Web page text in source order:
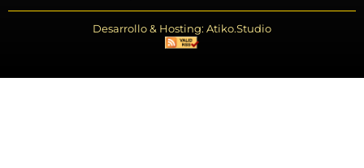
Desarrollo & Hosting: Atiko.Studio